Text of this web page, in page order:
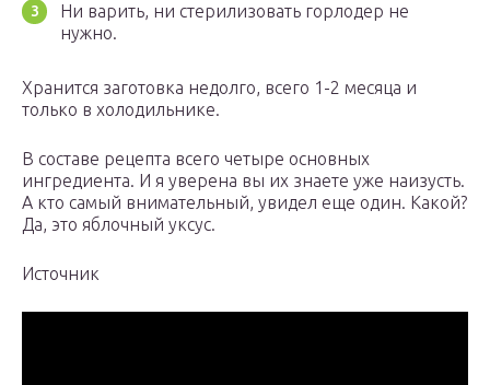
Ни варить, ни стерилизовать горлодер не
нужно.
Хранится заготовка недолго, всего 1-2 месяца и
только в холодильнике.
В составе рецепта всего четыре основных
ингредиента. И я уверена вы их знаете уже наизусть.
А кто самый внимательный, увидел еще один. Какой?
Да, это яблочный уксус.
Источник